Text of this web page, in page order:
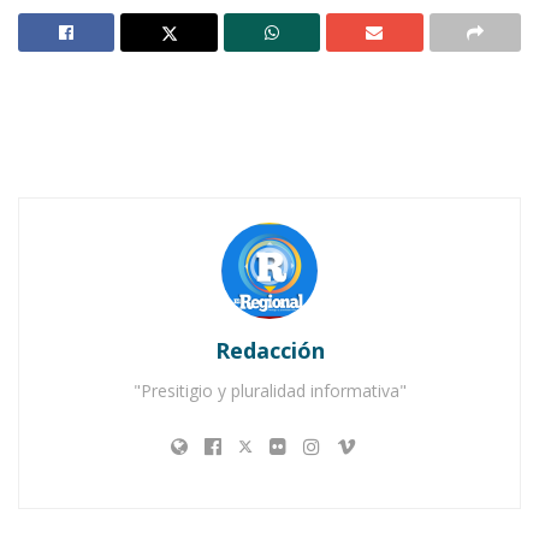
y otros 145 a la que encabezó el joven Salvador
Aguiar, de la planilla “TU”.
eso sin contar que el día de las elecciones solo
asistieron 215 estudiantes, según lo plantean
los inconformes, quienes ya presentaron una
Redacción
"Presitigio y pluralidad informativa"